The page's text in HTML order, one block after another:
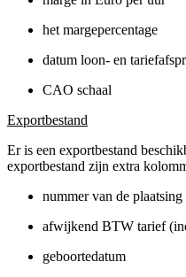
het margepercentage
datum loon- en
CAO schaal
Exportbestand
Er is een exportbestand
exportbestand zijn extra
nummer van de plaatsing
afwijkend BTW tarief
geboortedatum